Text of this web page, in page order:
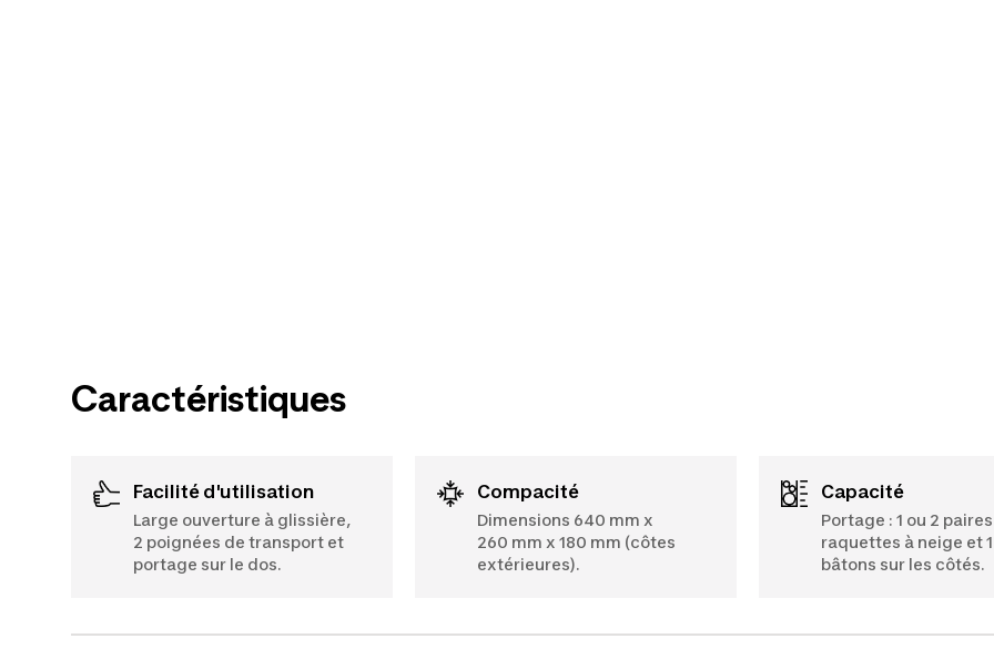
Caractéristiques
Facilité d'utilisation
Large ouverture à glissière,
2 poignées de transport et
portage sur le dos.
Compacité
Dimensions 640 mm x
260 mm x 180 mm (côtes
extérieures).
Capacité
Portage : 1 ou 2
raquettes à neige et
bâtons sur les côtés.